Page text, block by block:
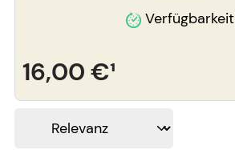
Verfügbarkeit
16,00 €¹